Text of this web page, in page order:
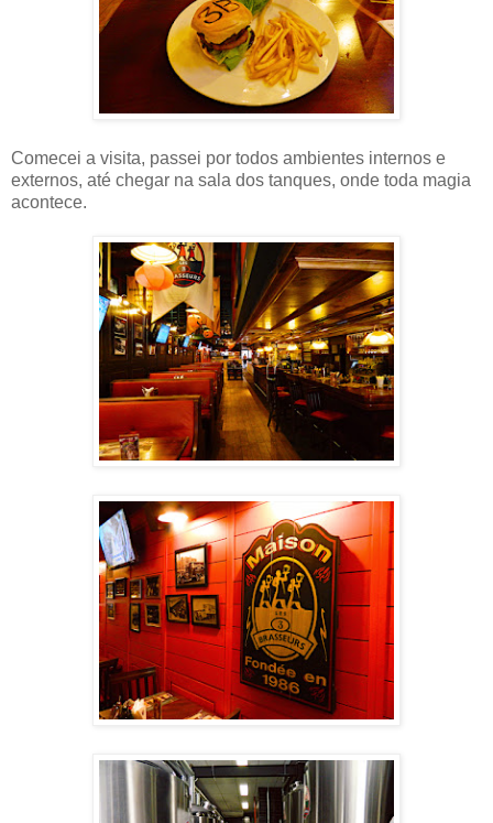
Comecei a visita, passei por todos ambientes internos e
externos, até chegar na sala dos tanques, onde toda magia
acontece.